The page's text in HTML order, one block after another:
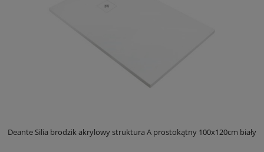
Deante Silia brodzik akrylowy struktura A prostokątny 100x120cm biały